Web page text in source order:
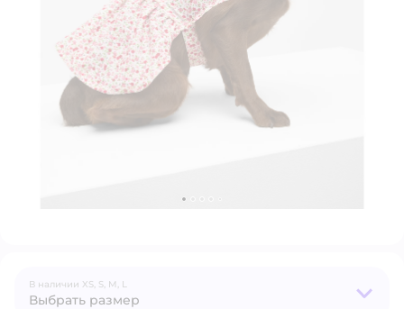
В наличии XS, S, M, L
Выбрать размер